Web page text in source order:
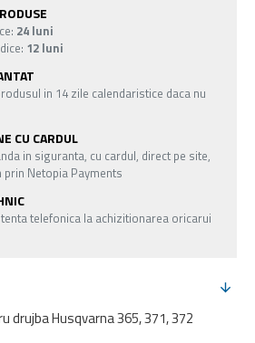
24 luni
12 luni
in 14 zile calendaristice daca nu
CU CARDUL
in siguranta, cu cardul, direct pe site,
Netopia Payments
telefonica la achizitionarea oricarui
drujba Husqvarna 365, 371, 372